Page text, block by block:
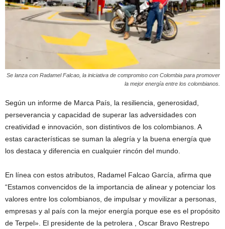
Se lanza con Radamel Falcao, la iniciativa de compromiso con Colombia para promover
la mejor energía entre los colombianos.
Según un informe de Marca País, la resiliencia, generosidad,
perseverancia y capacidad de superar las adversidades con
creatividad e innovación, son distintivos de los colombianos. A
estas características se suman la alegría y la buena energía que
los destaca y diferencia en cualquier rincón del mundo.
En línea con estos atributos, Radamel Falcao García, afirma que
“Estamos convencidos de la importancia de alinear y potenciar los
valores entre los colombianos, de impulsar y movilizar a personas,
empresas y al país con la mejor energía porque ese es el propósito
de Terpel». El presidente de la petrolera , Oscar Bravo Restrepo